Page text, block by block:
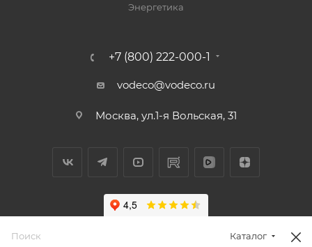
Энергетика
+7 (800) 222-000-1
vodeco@vodeco.ru
Москва, ул.1-я Вольская, 31
Каталог